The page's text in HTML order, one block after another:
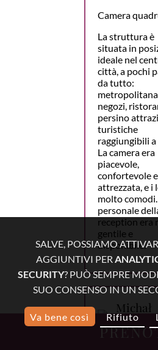
Camera
La struttura è
situata in
ideale nel
città, a pochi
da tutto:
negozi,
persino
turistiche
raggiungibili
La camera era
piacevole,
confortevole
attrezzata, e i
molto
personale
reception era
gentile e
disponibile.
Michał
15
2026
SALVE, POSSIAMO
AGGIUNTIVI PER
SECURITY? PUÒ SEMPRE
SUO CONSENSO IN UN
Va bene così Rifiuto